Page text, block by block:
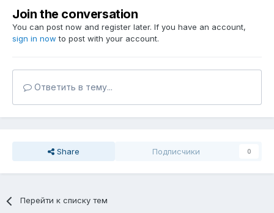
Join the conversation
You can post now and register later. If you have an account,
sign in now to post with your account.
Ответить в тему...
Share Подписчики 0
Перейти к списку тем